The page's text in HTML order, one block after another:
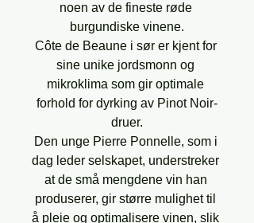
noen av de fineste røde
burgundiske vinene.
Côte de Beaune i sør er kjent for
sine unike jordsmonn og
mikroklima som gir optimale
forhold for dyrking av Pinot Noir-
druer.
Den unge Pierre Ponnelle, som i
dag leder selskapet, understreker
at de små mengdene vin han
produserer, gir større mulighet til
å pleie og optimalisere vinen, slik